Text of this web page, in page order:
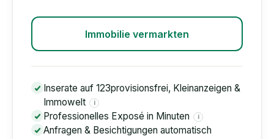
Immobilie vermarkten
Inserate auf 123provisionsfrei, Kleinanzeigen &
Immowelt
i
Professionelles Exposé in Minuten i
Anfragen & Besichtigungen automatisch